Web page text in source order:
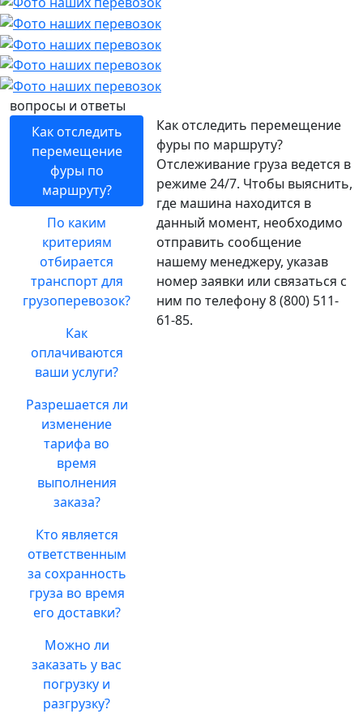
вопросы и ответы
Как отследить
перемещение
фуры по
маршруту?
По каким
критериям
отбирается
транспорт для
грузоперевозок?
Как
оплачиваются
ваши услуги?
Разрешается ли
изменение
тарифа во
время
выполнения
заказа?
Кто является
ответственным
за сохранность
груза во время
его доставки?
Можно ли
заказать у вас
погрузку и
разгрузку?
Как отследить перемещение
фуры по маршруту?
Отслеживание груза ведется в
режиме 24/7. Чтобы выяснить,
где машина находится в
данный момент, необходимо
отправить сообщение
нашему менеджеру, указав
номер заявки или связаться с
ним по телефону 8 (800) 511-
61-85.